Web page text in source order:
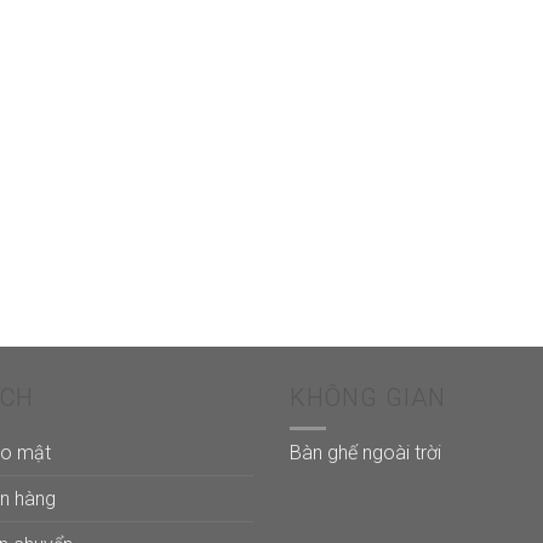
mật
hàng
Bàn ghế ngoài trời